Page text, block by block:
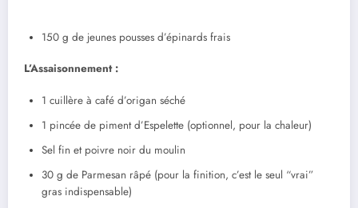
150 g de jeunes pousses d’épinards frais
L’Assaisonnement :
1 cuillère à café d’origan séché
1 pincée de piment d’Espelette (optionnel, pour la chaleur)
Sel fin et poivre noir du moulin
30 g de Parmesan râpé (pour la finition, c’est le seul “vrai”
gras indispensable)